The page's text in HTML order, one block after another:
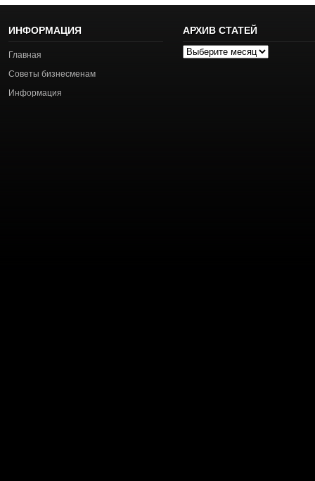
ИНФОРМАЦИЯ
Главная
Советы бизнесменам
Информация
АРХИВ СТАТЕЙ
Архив